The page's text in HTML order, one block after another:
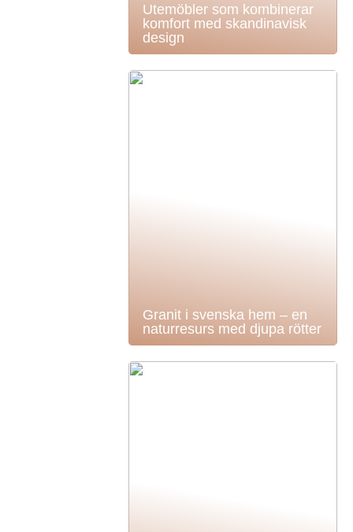
Utemöbler som kombinerar
komfort med skandinavisk
design
Granit i svenska hem – en
naturresurs med djupa rötter